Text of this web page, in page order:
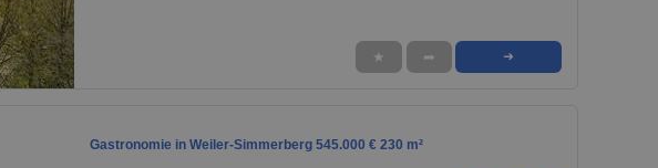
1 / 1
★ ➦ ➜
Gastronomie in Weiler-Simmerberg 545.000 € 230 m²